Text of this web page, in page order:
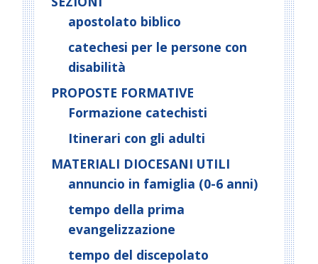
apostolato biblico
catechesi per le persone con
disabilità
PROPOSTE FORMATIVE
Formazione catechisti
Itinerari con gli adulti
MATERIALI DIOCESANI UTILI
annuncio in famiglia (0-6 anni)
tempo della prima
evangelizzazione
tempo del discepolato